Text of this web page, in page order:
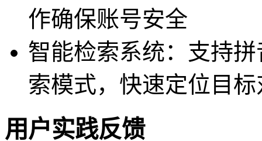
作确保账号安全
智能检索系统：支持
索模式，快速定位目标
用户实践反馈